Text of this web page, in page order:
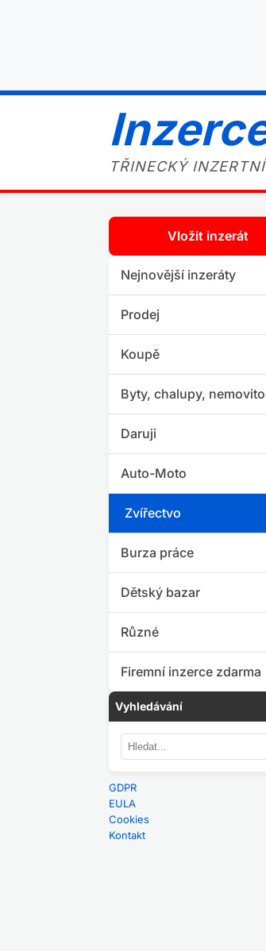
TŘINECKÝ
Vložit inzerát
Nejnovější inzeráty
Prodej
Koupě
Byty, chalupy,
Daruji
Auto-Moto
Zvířectvo
Burza práce
Dětský bazar
Různé
Firemní inzerce zdarma
Vyhledávání
GDPR
EULA
Cookies
Kontakt